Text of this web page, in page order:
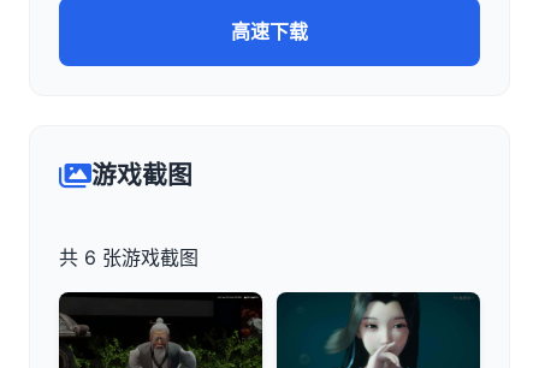
高速下载
游戏截图
共 6 张游戏截图